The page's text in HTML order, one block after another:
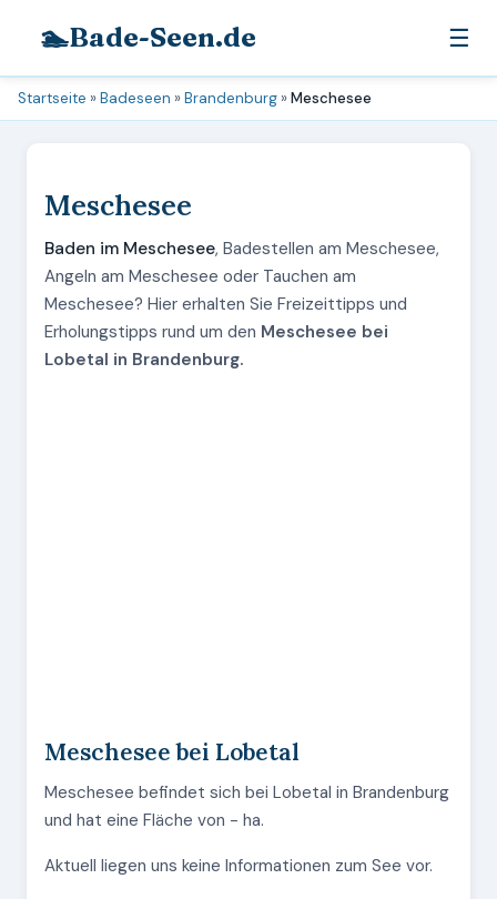
🏊Bade-Seen.de ☰
Startseite »Badeseen »Brandenburg »Meschesee
Meschesee
Baden im Meschesee, Badestellen am Meschesee,
Angeln am Meschesee oder Tauchen am
Meschesee? Hier erhalten Sie Freizeittipps und
Erholungstipps rund um den Meschesee bei
Lobetal in Brandenburg.
Meschesee bei Lobetal
Meschesee befindet sich bei Lobetal in Brandenburg
und hat eine Fläche von - ha.
Aktuell liegen uns keine Informationen zum See vor.